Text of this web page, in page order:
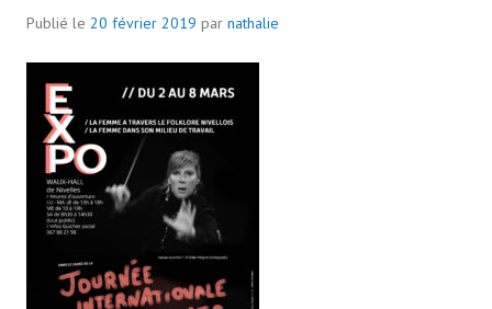
Publié le 20 février 2019 par nathalie